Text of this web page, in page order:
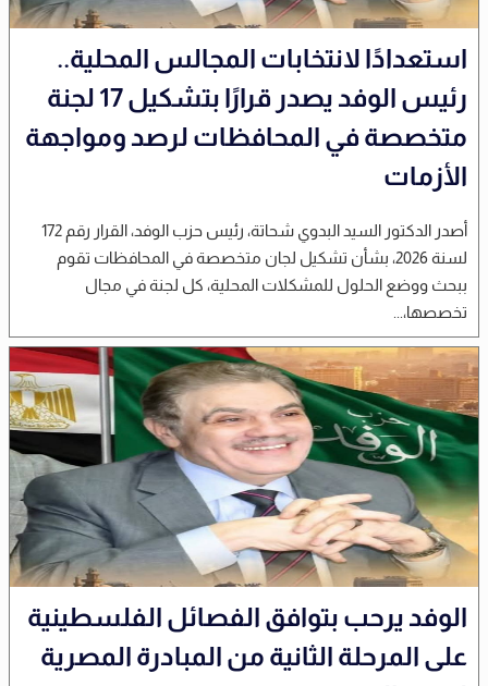
استعدادًا لانتخابات المجالس المحلية..
رئيس الوفد يصدر قرارًا بتشكيل 17 لجنة
متخصصة في المحافظات لرصد ومواجهة
الأزمات
أصدر الدكتور السيد البدوي شحاتة، رئيس حزب الوفد، القرار رقم 172
لسنة 2026، بشأن تشكيل لجان متخصصة في المحافظات تقوم
ببحث ووضع الحلول للمشكلات المحلية، كل لجنة في مجال
تخصصها،...
الوفد يرحب بتوافق الفصائل الفلسطينية
على المرحلة الثانية من المبادرة المصرية